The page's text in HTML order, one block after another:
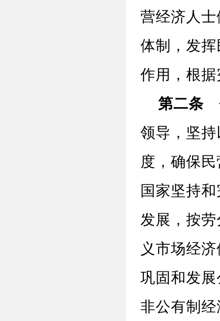
营经济人
体制，发
作用，根
第二条
领导，坚
度，确保
国家坚持
发展，按
义市场经
巩固和发
非公有制